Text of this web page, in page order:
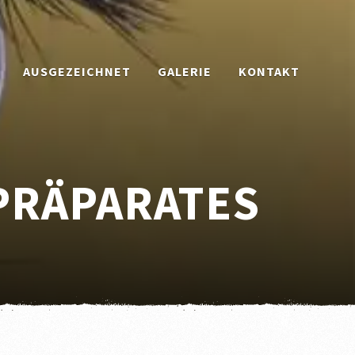
AUSGEZEICHNET GALERIE KONTAKT